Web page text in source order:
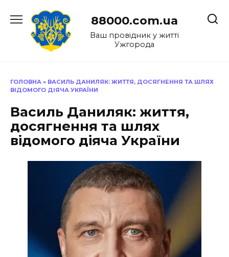
до
88000.com.ua
Ваш провідник у житті
Ужгорода
ГОЛОВНА » ВАСИЛЬ ДАНИЛЯК: ЖИТТЯ, ДОСЯГНЕННЯ ТА ШЛЯХ
ВІДОМОГО ДІЯЧА УКРАЇНИ
Василь Даниляк: життя,
досягнення та шлях
відомого діяча України